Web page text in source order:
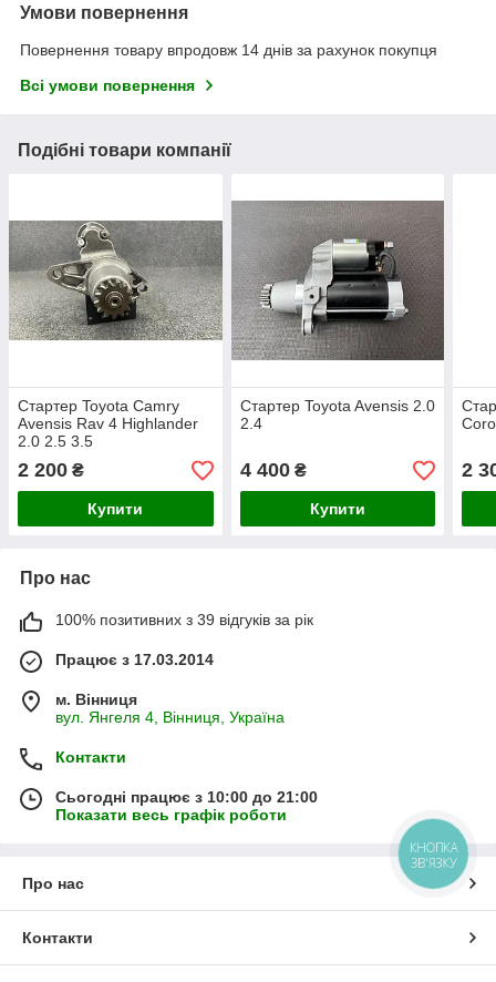
Умови повернення
Повернення товару впродовж 14 днів за рахунок покупця
Всі умови повернення
Подібні товари компанії
Стартер Toyota Camry
Avensis Rav 4 Highlander
2.0 2.5 3.5
2 200 ₴
Купити
Стартер Toyota Avensis 2.0
2.4
4 400₴
Купити
2
Про нас
100% позитивних з 39 відгуків за рік
Працює з 17.03.2014
м. Вінниця
вул. Янгеля 4, Вінниця, Україна
Контакти
Сьогодні працює з 10:00 до 21:00
Показати весь графік роботи
Про нас
Контакти
КНОПКА
ЗВ'ЯЗКУ